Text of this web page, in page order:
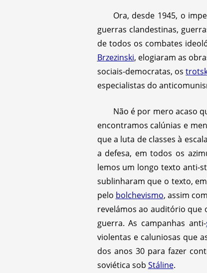
Ora, desde 1945, o
guerras clandestinas,
de todos os combates
Brzezinski, elogiaram as
sociais-democratas, os
especialistas do
Não é por mero acaso
encontramos calúnias e
que a luta de classes à
a defesa, em todos os
lemos um longo texto anti-
sublinharam que o texto,
pelo bolchevismo, assim
revelámos ao auditório que
guerra. As campanhas anti-
violentas e caluniosas que
dos anos 30 para fazer
soviética sob Stáline.